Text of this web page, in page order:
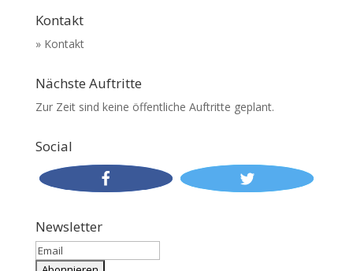
Kontakt
» Kontakt
Nächste Auftritte
Zur Zeit sind keine öffentliche Auftritte geplant.
Social
Newsletter